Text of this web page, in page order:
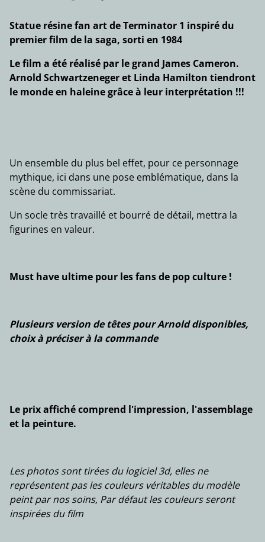
Statue résine fan art de Terminator 1 inspiré du
premier film de la saga, sorti en 1984
Le film a été réalisé par le grand James Cameron.
Arnold Schwartzeneger et Linda Hamilton tiendront
le monde en haleine grâce à leur interprétation !!!
Un ensemble du plus bel effet, pour ce personnage
mythique, ici dans une pose emblématique, dans la
scène du commissariat.
Un socle très travaillé et bourré de détail, mettra la
figurines en valeur.
Must have ultime pour les fans de pop culture !
Plusieurs version de têtes pour Arnold disponibles,
choix à préciser à la commande
Le prix affiché comprend l'impression, l'assemblage
et la peinture.
Les photos sont tirées du logiciel 3d, elles ne
représentent pas les couleurs véritables du modèle
peint par nos soins, Par défaut les couleurs seront
inspirées du film